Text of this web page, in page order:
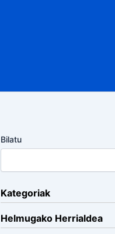
Bilatu
Kategoriak
Helmugako Herrialdea